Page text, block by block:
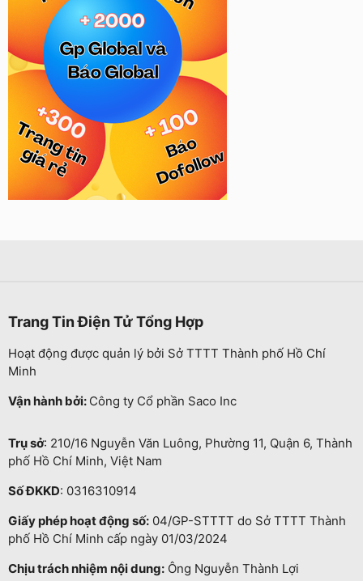
Trang Tin Điện Tử Tổng Hợp
Hoạt động được quản lý bởi Sở TTTT Thành phố Hồ Chí
Minh
Vận hành bởi: Công ty Cổ phần Saco Inc
Trụ sở: 210/16 Nguyễn Văn Luông, Phường 11, Quận 6, Thành
phố Hồ Chí Minh, Việt Nam
Số ĐKKD: 0316310914
Giấy phép hoạt động số: 04/GP-STTTT do Sở TTTT Thành
phố Hồ Chí Minh cấp ngày 01/03/2024
Chịu trách nhiệm nội dung: Ông Nguyễn Thành Lợi